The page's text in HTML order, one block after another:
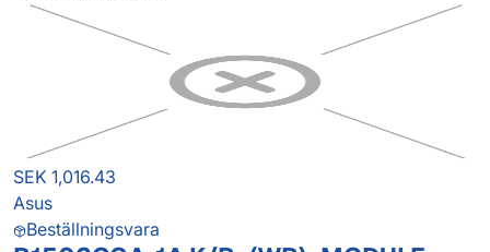
SEK 1,016.43
Asus
Beställningsvara